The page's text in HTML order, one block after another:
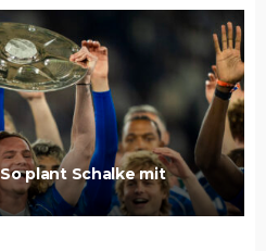
plant Schalke mit